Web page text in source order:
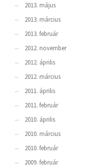
2013. május
2013. március
2013. február
2012. november
2012. április
2012. március
2011. április
2011. február
2010. április
2010. március
2010. február
2009. február